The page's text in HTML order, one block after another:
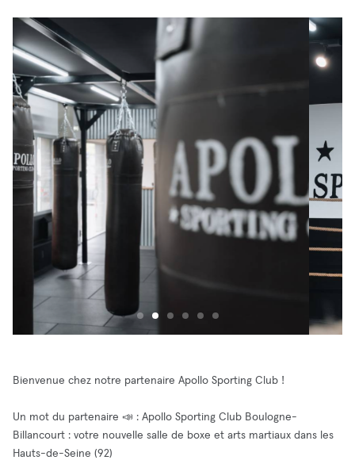
Bienvenue chez notre partenaire Apollo Sporting Club !
Un mot du partenaire 📣 : Apollo Sporting Club Boulogne-
Billancourt : votre nouvelle salle de boxe et arts martiaux dans les
Hauts-de-Seine (92)